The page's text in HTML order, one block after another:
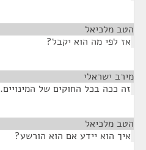
הטב מלכיאל
אז לפי מה הוא יקבל?
מירב ישראלי
זה ככה בכל החוקים של המינויים.
הטב מלכיאל
איך הוא יידע אם הוא הורשע?